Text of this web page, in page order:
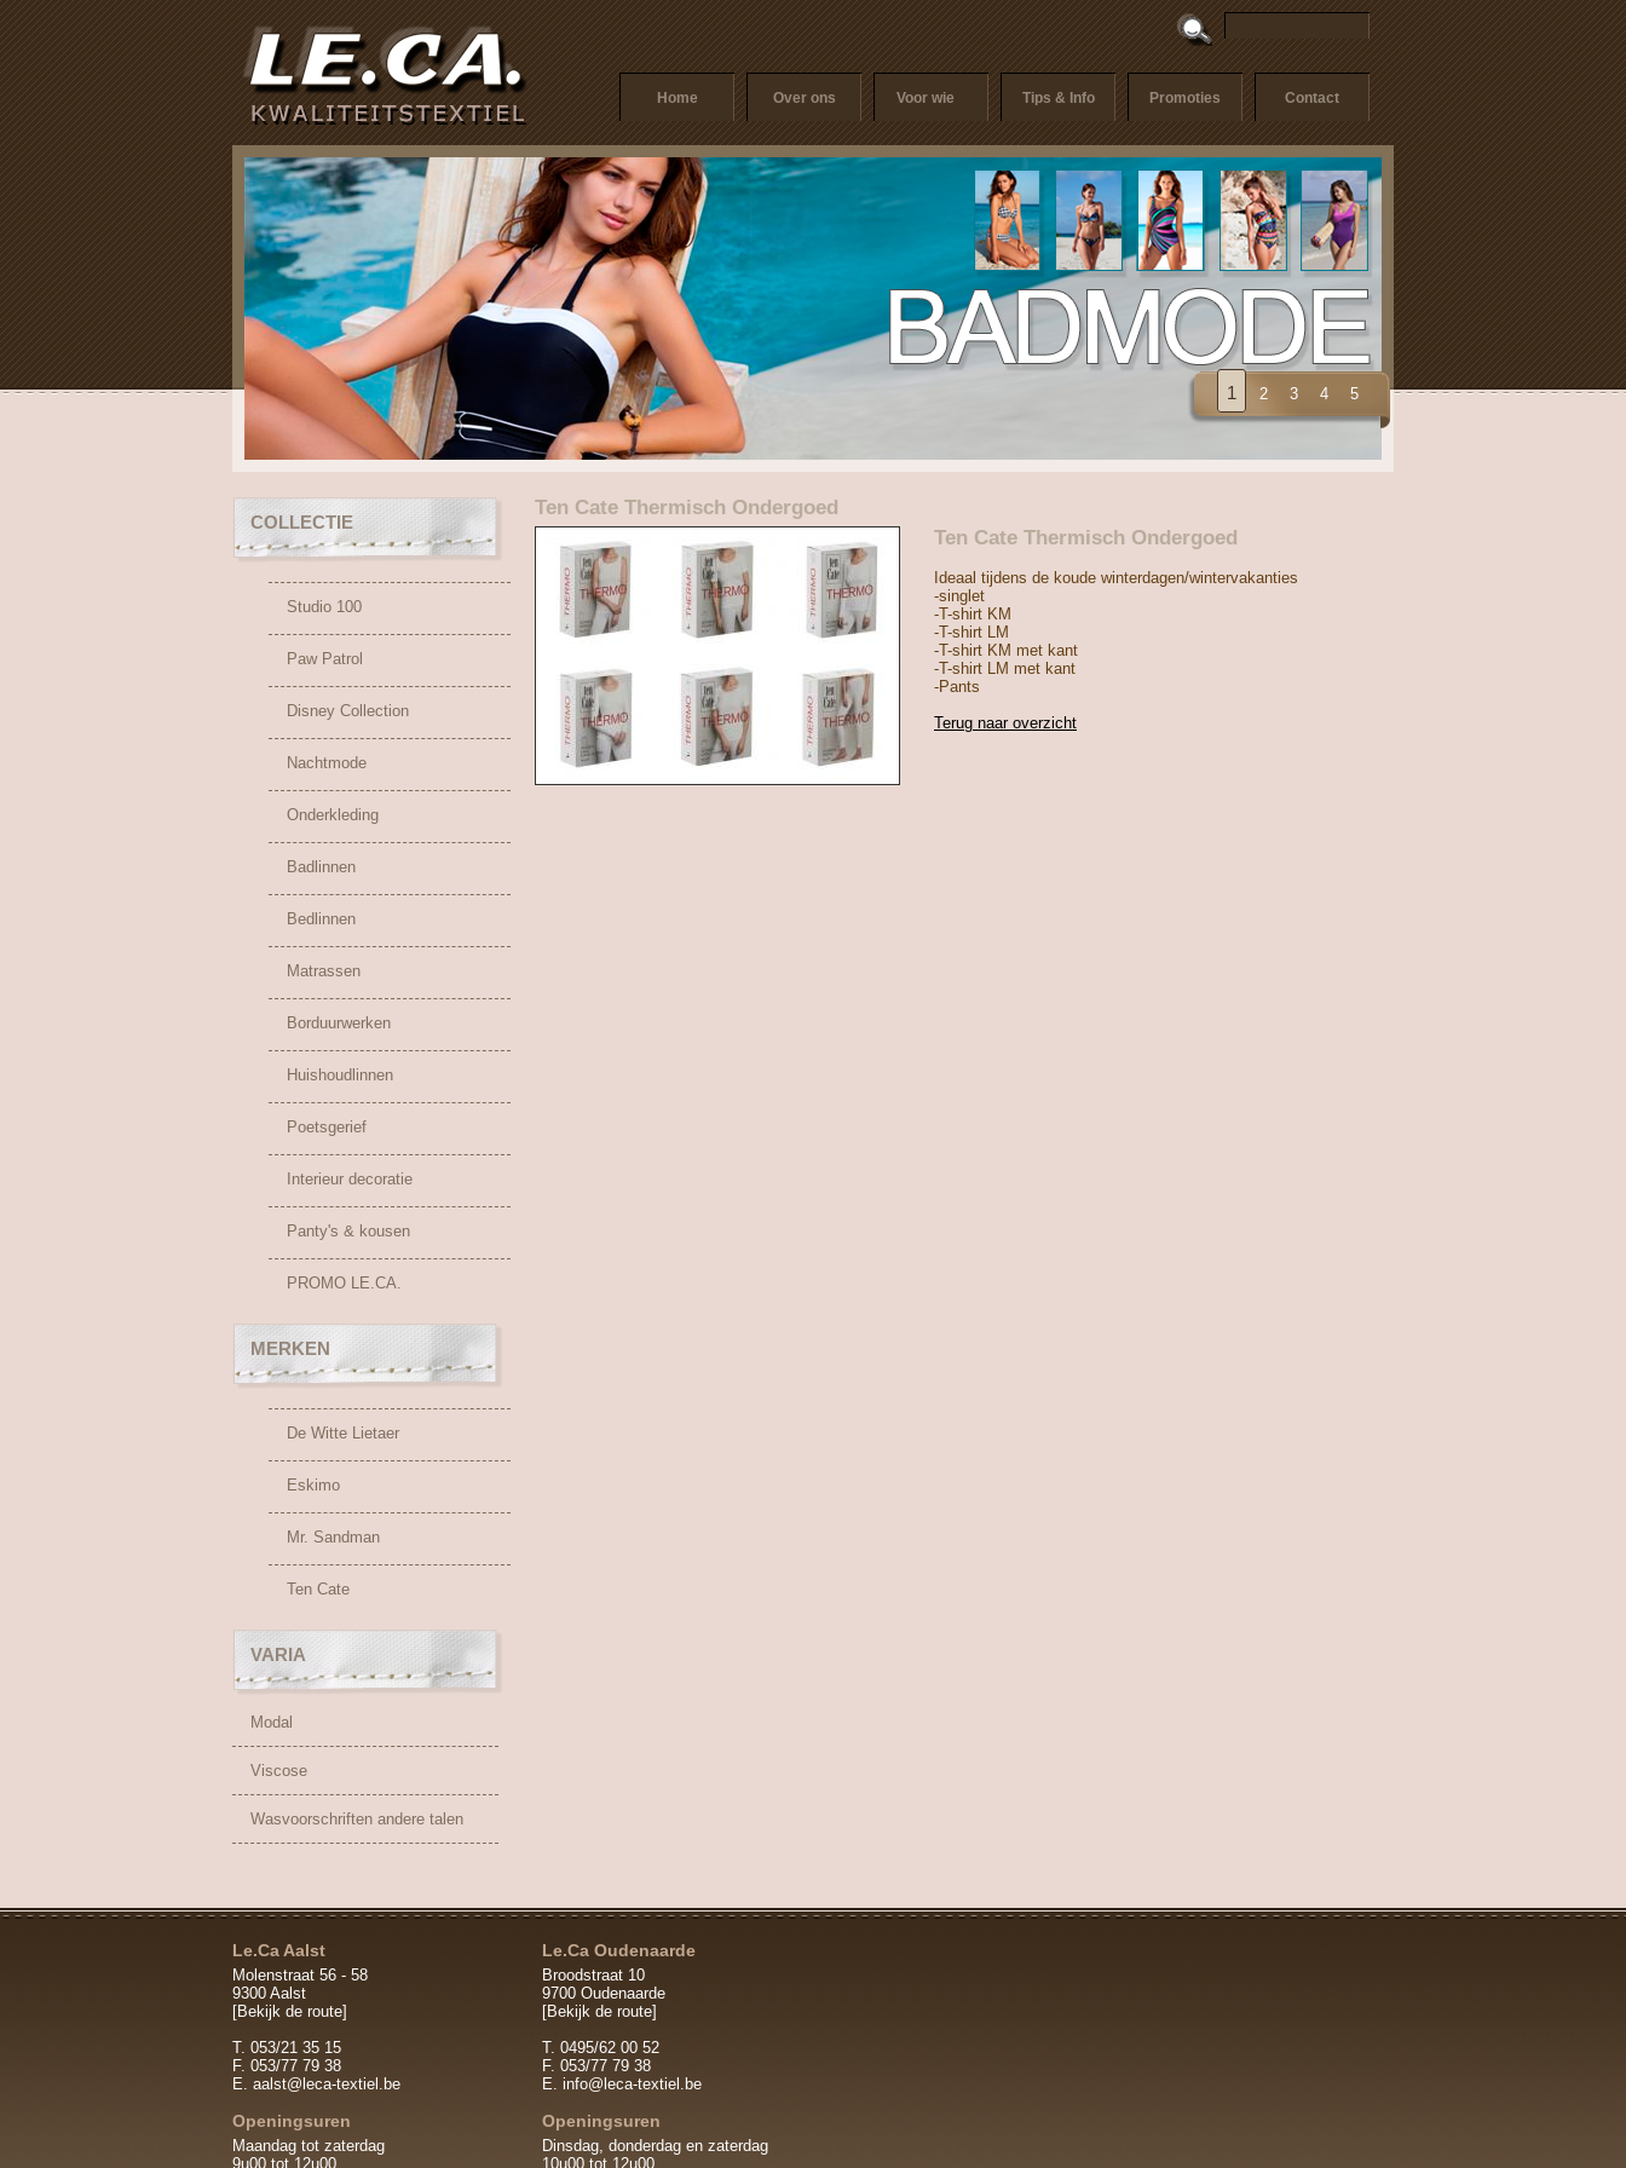
Home Over ons Voor wie Tips & Info Promoties Contact
1 2 3 4 5
COLLECTIE
Studio 100
Paw Patrol
Disney Collection
Nachtmode
Onderkleding
Badlinnen
Bedlinnen
Matrassen
Borduurwerken
Huishoudlinnen
Poetsgerief
Interieur decoratie
Panty's & kousen
PROMO LE.CA.
MERKEN
De Witte Lietaer
Eskimo
Mr. Sandman
Ten Cate
VARIA
Modal
Viscose
Wasvoorschriften andere talen
Ten Cate Thermisch Ondergoed
Ten Cate Thermisch Ondergoed
Ideaal tijdens de koude winterdagen/wintervakanties
-singlet
-T-shirt KM
-T-shirt LM
-T-shirt KM met kant
-T-shirt LM met kant
-Pants
Terug naar overzicht
Le.Ca Aalst
Molenstraat 56 - 58
9300 Aalst
[Bekijk de route]
T. 053/21 35 15
F. 053/77 79 38
E. aalst@leca-textiel.be
Openingsuren
Maandag tot zaterdag
9u00 tot 12u00
Le.Ca Oudenaarde
Broodstraat 10
9700 Oudenaarde
[Bekijk de route]
T. 0495/62 00 52
F. 053/77 79 38
E. info@leca-textiel.be
Openingsuren
Dinsdag, donderdag en zaterdag
10u00 tot 12u00